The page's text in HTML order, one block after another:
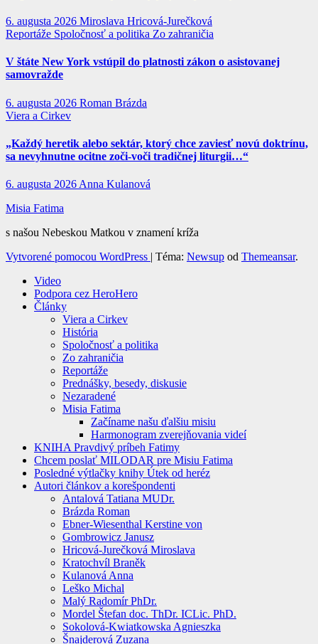
6. augusta 2026 Miroslava Hricová-Jurečková
Reportáže Spoločnosť a politika Zo zahraničia
V štáte New York vstúpil do platnosti zákon o asistovanej
samovražde
6. augusta 2026 Roman Brázda
Viera a Cirkev
„Každý heretik alebo sektár, ktorý chce zaviesť novú doktrínu,
sa nevyhnutne ocitne zoči-voči tradičnej liturgii…“
6. augusta 2026 Anna Kulanová
Misia Fatima
s našou Nebeskou Matkou v znamení kríža
Vytvorené pomocou WordPress | Téma: Newsup od Themeansar.
Video
Podpora cez HeroHero
Články
Viera a Cirkev
História
Spoločnosť a politika
Zo zahraničia
Reportáže
Prednášky, besedy, diskusie
Nezaradené
Misia Fatima
Začíname našu ďalšiu misiu
Harmonogram zverejňovania videí
KNIHA Pravdivý príbeh Fatimy
Chcem poslať MILODAR pre Misiu Fatima
Posledné výtlačky knihy Útek od heréz
Autori článkov a korešpondenti
Antalová Tatiana MUDr.
Brázda Roman
Ebner-Wiesenthal Kerstine von
Gombrowicz Janusz
Hricová-Jurečková Miroslava
Kratochvíl Braněk
Kulanová Anna
Leško Michal
Malý Radomír PhDr.
Mordel Štefan doc. ThDr. ICLic. PhD.
Sokolová-Kwiatkowska Agnieszka
Šnajderová Zuzana